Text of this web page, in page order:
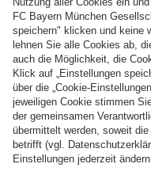
Basketball Frauen Handball